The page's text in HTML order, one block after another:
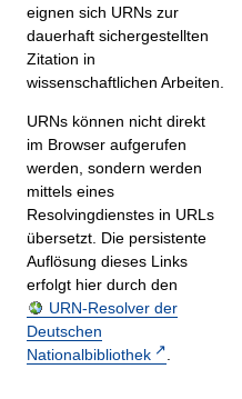
eignen sich URNs zur
dauerhaft sichergestellten
Zitation in
wissenschaftlichen Arbeiten.
URNs können nicht direkt
im Browser aufgerufen
werden, sondern werden
mittels eines
Resolvingdienstes in URLs
übersetzt. Die persistente
Auflösung dieses Links
erfolgt hier durch den
URN-Resolver der
Deutschen
Nationalbibliothek
.